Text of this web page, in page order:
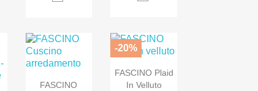
FASCINO
-20%
FASCINO Plaid
In Velluto